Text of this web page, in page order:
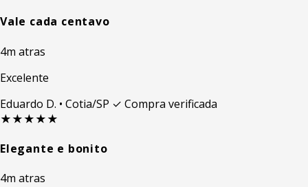
Vale cada centavo
4m atras
Excelente
Eduardo D. • Cotia/SP ✓ Compra verificada
★★★★★
Elegante e bonito
4m atras